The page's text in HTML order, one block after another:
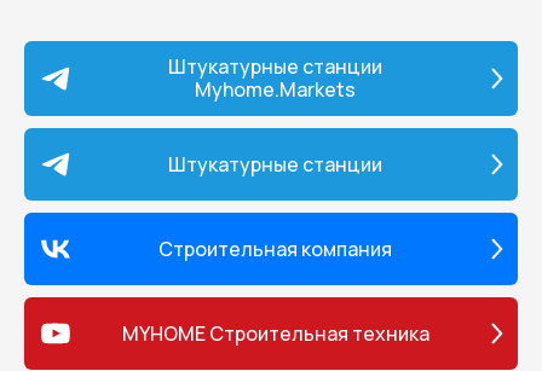
Штукатурные станции
Myhome.Markets
Штукатурные станции
Строительная компания
MYHOME Строительная техника